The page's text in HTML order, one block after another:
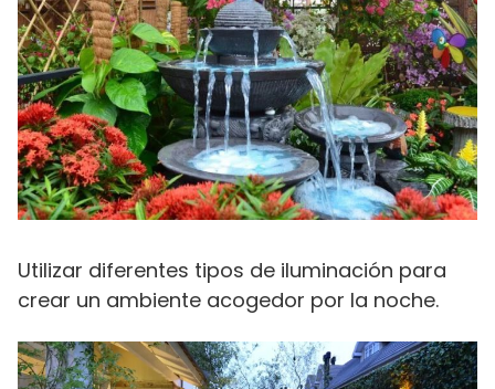
Utilizar diferentes tipos de iluminación para
crear un ambiente acogedor por la noche.